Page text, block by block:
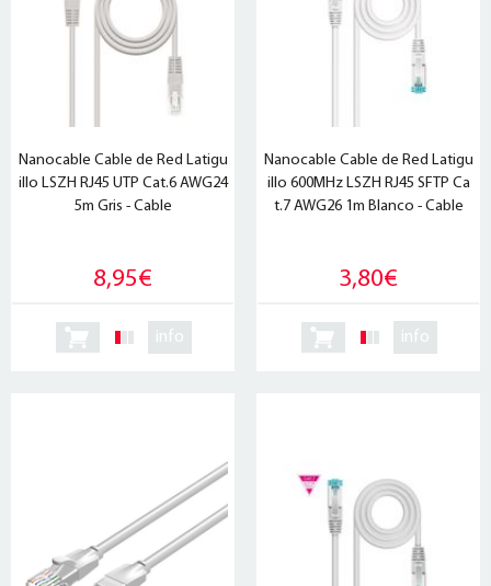
Nanocable Cable de Red Latigu
illo LSZH RJ45 UTP Cat.6 AWG24
5m Gris - Cable
8,95€
info
Nanocable Cable de Red Latigu
illo 600MHz LSZH RJ45 SFTP Ca
t.7 AWG26 1m Blanco - Cable
3,80€
info